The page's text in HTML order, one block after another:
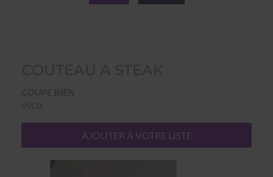
AJOUTER À VOTRE LISTE